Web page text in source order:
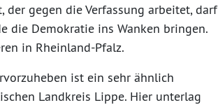
der gegen die Verfassung arbeitet, darf
die Demokratie ins Wanken bringen.
in Rheinland-Pfalz.
ist ein sehr ähnlich
Landkreis Lippe. Hier unterlag